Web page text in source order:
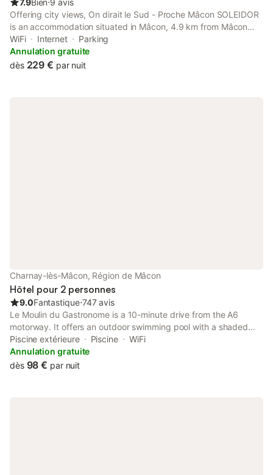
7.9Bien⋅9 avis
Offering city views, On dirait le Sud - Proche Mâcon SOLEIDOR
is an accommodation situated in Mâcon, 4.9 km from Mâcon
Exhibition Centre and 48 km from Ainterexpo. Both free WiFi
and parking on-site are accessible at the apartment free of
charge.
WiFi Internet
Parking
Annulation gratuite
dès 229 € par nuit
Charnay-lès-Mâcon, Région de Mâcon
Hôtel pour 2 personnes
9.0Fantastique⋅747 avis
Le Moulin du Gastronome is a 10-minute drive from the A6
motorway. It offers an outdoor swimming pool with a shaded
garden. Each guest room is soundproofed, air-conditioned and
has a flat-screen TV.
Piscine extérieure Piscine
WiFi
Annulation gratuite
dès 98 € par nuit